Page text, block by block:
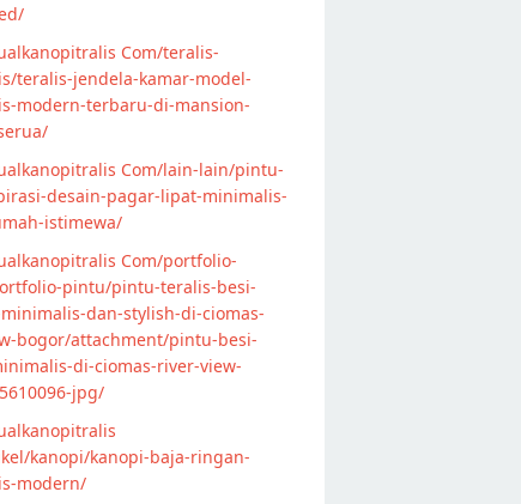
Com/teralis-
teralis-jendela-kamar-model-
modern-terbaru-di-mansion-
Com/lain-lain/pintu-
desain-pagar-lipat-minimalis-
istimewa/
Com/portfolio-
pintu/pintu-teralis-besi-
dan-stylish-di-ciomas-
bogor/attachment/pintu-besi-
di-ciomas-river-view-
jpg/
kanopi/kanopi-baja-ringan-
modern/